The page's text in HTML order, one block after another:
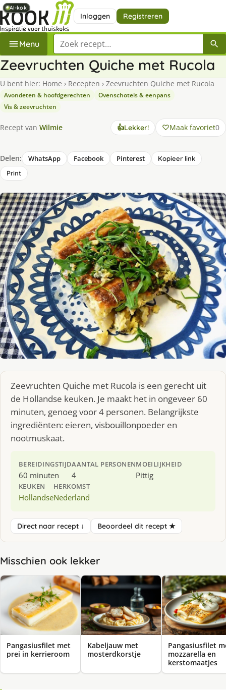
Inloggen Registreren
Menu Zoek een recept
Zeevruchten Quiche met Rucola
U bent hier: Home › Recepten › Zeevruchten Quiche met Rucola
Avondeten & hoofdgerechten
Ovenschotels & eenpans
Vis & zeevruchten
Recept van Wilmie 👍Lekker! Maak favoriet0
Delen: WhatsApp Facebook Pinterest
Kopieer link
Print
Zeevruchten Quiche met Rucola is een gerecht uit
de Hollandse keuken. Je maakt het in ongeveer 60
minuten, genoeg voor 4 personen. Belangrijkste
ingrediënten: eieren, visbouillonpoeder en
nootmuskaat.
BEREIDINGSTIJD
60 minuten
AANTAL PERSONEN
4
MOEILIJKHEID
Pittig
KEUKEN
Hollandse
HERKOMST
Nederland
Direct naar recept ↓ Beoordeel dit recept ★
Misschien ook lekker
AI-kok
Pangasiusfilet met
prei in kerrieroom
AI-kok
Kabeljauw met
mosterdkorstje
AI-kok
Pangasiusfilet
mozzarella en
kerstomaatjes
AI-kok
AI-kok